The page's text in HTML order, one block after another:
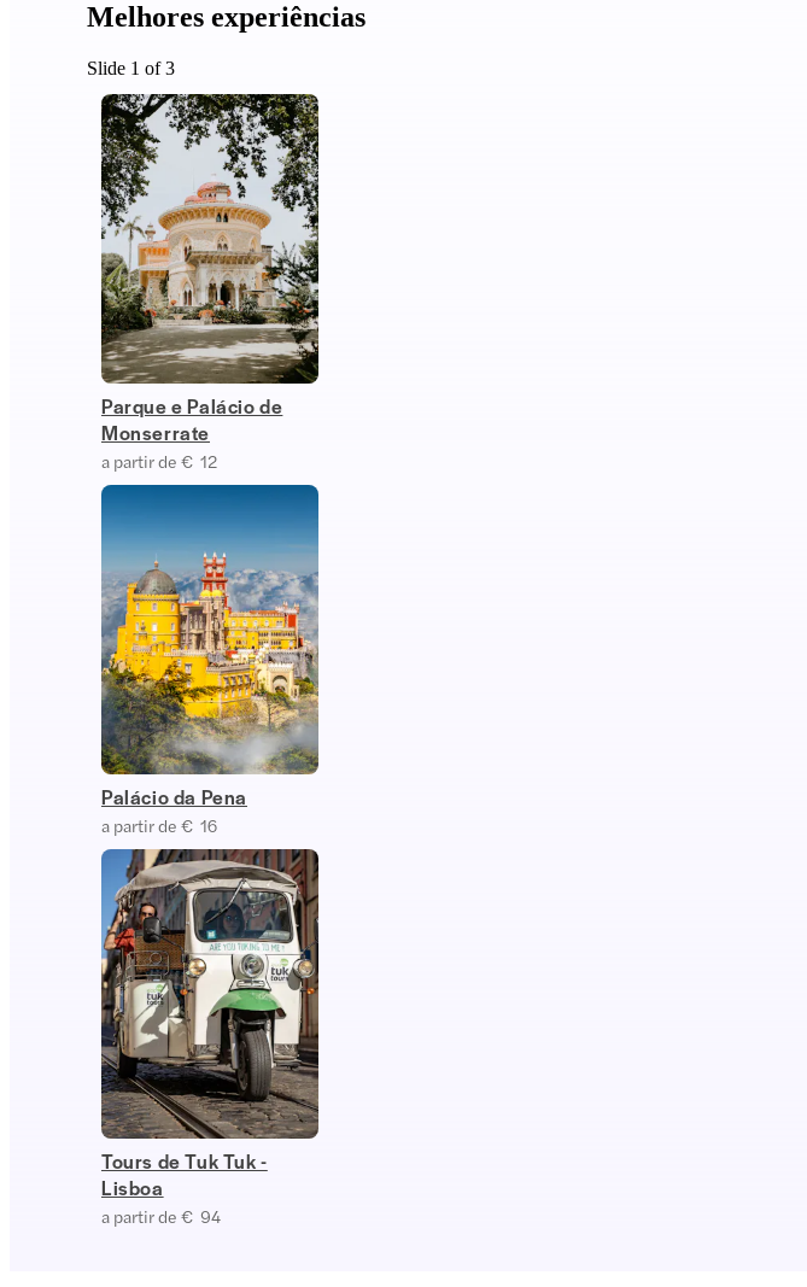
Melhores experiências
Slide 1 of 3
Parque e Palácio de
Monserrate
a partir de € 12
Palácio da Pena
a partir de € 16
Tours de Tuk Tuk -
Lisboa
a partir de € 94